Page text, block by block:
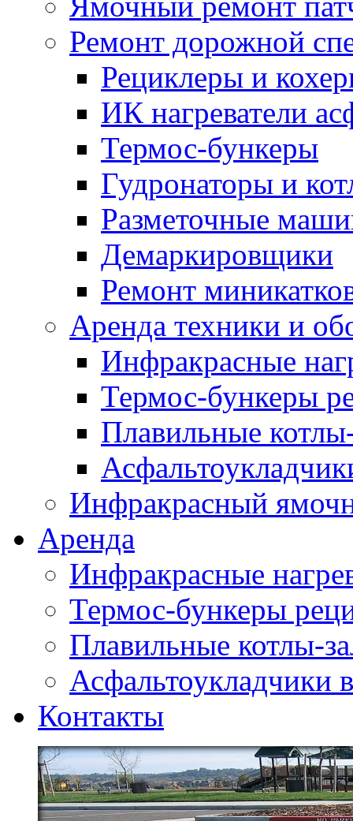
Ремонт дорожной
Рециклеры и
ИК нагреватели
Термос-бункеры
Гудронаторы и
Разметочные
Демаркировщики
Ремонт
Аренда техники и
Инфракрасные
Термос-бункеры
Плавильные
Инфракрасный
Аренда
Инфракрасные
Термос-бункеры
Плавильные котлы-
Асфальтоукладчики
Контакты